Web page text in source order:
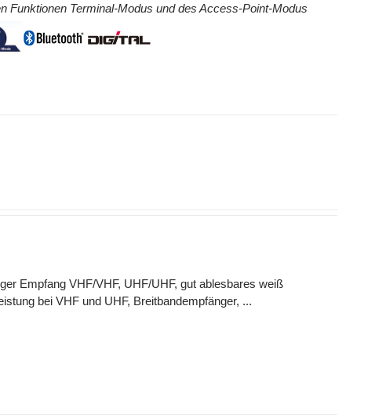
Funktionen Terminal-Modus und des Access-Point-Modus
Empfang VHF/VHF, UHF/UHF, gut ablesbares weiß
bei VHF und UHF, Breitbandempfänger, ...